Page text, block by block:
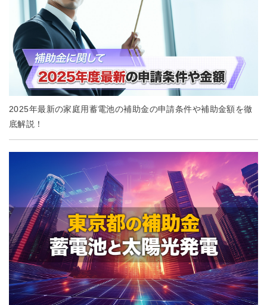
2025年最新の家庭用蓄電池の補助金の申請条件や補助金額を徹
底解説！